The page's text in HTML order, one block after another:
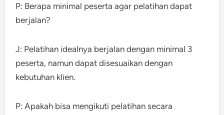
P: Berapa minimal peserta agar pelatihan dapat
berjalan?
J: Pelatihan idealnya berjalan dengan minimal 3
peserta, namun dapat disesuaikan dengan
kebutuhan klien.
P: Apakah bisa mengikuti pelatihan secara